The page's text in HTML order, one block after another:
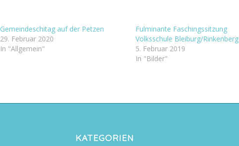
Gemeindeschitag auf der Petzen
29. Februar 2020
In "Allgemein"
Fulminante Faschingssitzung
Volksschule Bleiburg/Rinkenberg
5. Februar 2019
In "Bilder"
KATEGORIEN